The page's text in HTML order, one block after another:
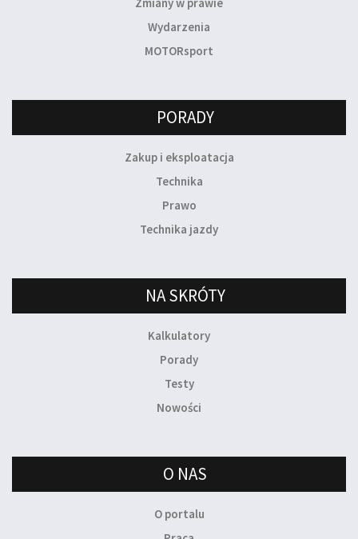
Wydarzenia
MOTORsport
PORADY
Zakup i eksploatacja
Technika
Prawo
Technika jazdy
NA SKRÓTY
Kalkulatory
Porady
Testy
Nowości
O NAS
O portalu